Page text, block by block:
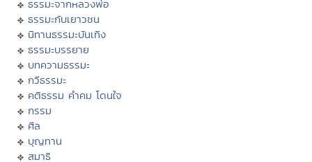
ธรรมะจากหลวงพ่อ
ธรรมะกับเยาวชน
นิทานธรรมะบันเทิง
ธรรมะบรรยาย
บทความธรรมะ
กวีธรรมะ
คติธรรม คำคม โดนใจ
กรรม
ศีล
บุญทาน
สมาธิ